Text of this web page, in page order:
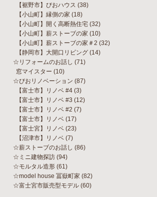
【裾野市】びおハウス (38)
【小山町】縁側の家 (18)
【小山町】開く高断熱住宅 (32)
【小山町】薪ストーブの家 (10)
【小山町】薪ストーブの家＃2 (32)
【静岡市】大開口リビング (14)
☆リフォームのお話し (71)
窓マイスター (10)
☆びおリノベーション (87)
【富士市】リノベ #4 (3)
【富士市】リノベ #3 (12)
【富士市】リノベ #2 (7)
【富士市】リノベ (17)
【富士宮】リノベ (23)
【沼津市】リノベ (7)
☆薪ストーブのお話し (86)
☆ミニ建物探訪 (94)
☆モルタル造形 (61)
☆model house 冨嶽町家 (82)
☆富士宮市販売型モデル (60)